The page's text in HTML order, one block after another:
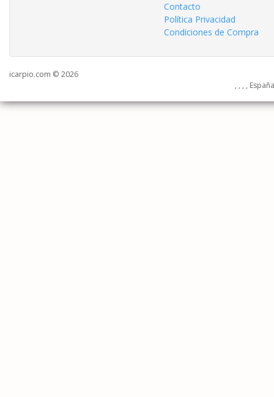
Contacto
Política Privacidad
Condiciones de Compra
icarpio.com © 2026
, , , ,